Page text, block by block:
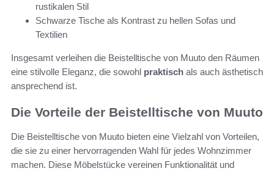
rustikalen Stil
Schwarze Tische als Kontrast zu hellen Sofas und
Textilien
Insgesamt verleihen die Beistelltische von Muuto den Räumen
eine stilvolle Eleganz, die sowohl praktisch als auch ästhetisch
ansprechend ist.
Die Vorteile der Beistelltische von Muuto
Die Beistelltische von Muuto bieten eine Vielzahl von Vorteilen,
die sie zu einer hervorragenden Wahl für jedes Wohnzimmer
machen. Diese Möbelstücke vereinen Funktionalität und